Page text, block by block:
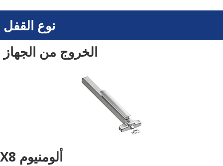
نوع القفل
الخروج من الجهاز
ألومنيوم X8